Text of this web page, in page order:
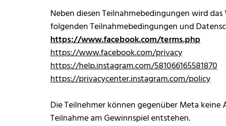
Neben diesen Teilnahmebedingungen wird
folgenden Teilnahmebedingungen und
https://www.facebook.com/terms.php
https://www.facebook.com/privacy
https://help.instagram.com/581066165581870
https://privacycenter.instagram.com/policy
Die Teilnehmer können gegenüber Meta
Teilnahme am Gewinnspiel entstehen.